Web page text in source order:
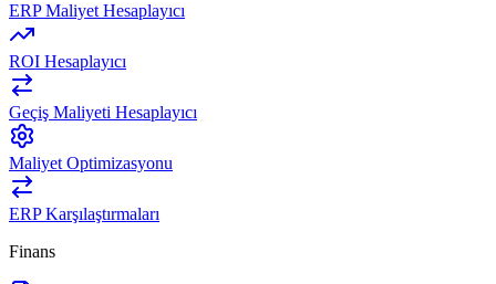
ERP Maliyet Hesaplayıcı
ROI Hesaplayıcı
Geçiş Maliyeti Hesaplayıcı
Maliyet Optimizasyonu
ERP Karşılaştırmaları
Finans